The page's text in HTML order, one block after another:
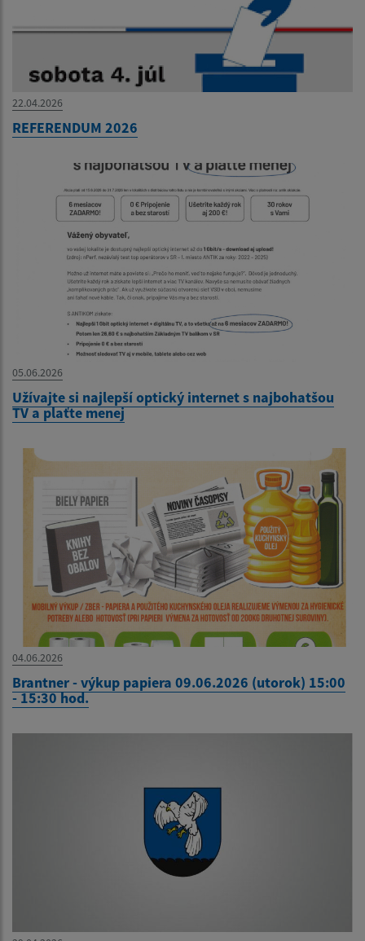
22.04.2026
REFERENDUM 2026
05.06.2026
Užívajte si najlepší optický internet s najbohatšou
TV a plaťte menej
04.06.2026
Brantner - výkup papiera 09.06.2026 (utorok) 15:00
- 15:30 hod.